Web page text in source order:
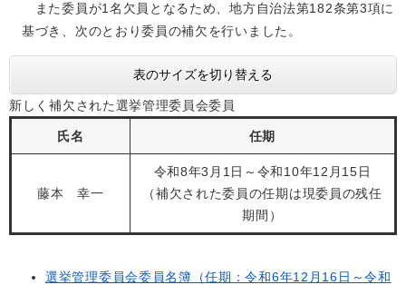
また委員が1名欠員となるため、地方自治法第182条第3項に
基づき、次のとおり委員の補欠を行いました。
表のサイズを切り替える
新しく補欠された選挙管理委員会委員
氏名 任期
藤本 幸一
令和8年3月1日～令和10年12月15日
（補欠された委員の任期は現委員の残任
期間）
選挙管理委員会委員名簿（任期：令和6年12月16日～令和